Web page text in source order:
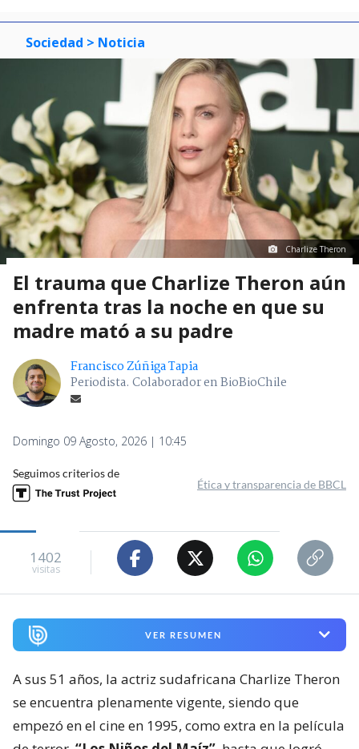
Sociedad > Noticia
Charlize Theron
El trauma que Charlize Theron aún
enfrenta tras la noche en que su
madre mató a su padre
Francisco Zúñiga Tapia
Periodista. Colaborador en BioBioChile
Domingo 09 Agosto, 2026 | 10:45
Seguimos criterios de
Ética y transparencia de BBCL
1402
visitas
VER RESUMEN
A sus 51 años, la actriz sudafricana Charlize Theron
se encuentra plenamente vigente, siendo que
empezó en el cine en 1995, como extra en la película